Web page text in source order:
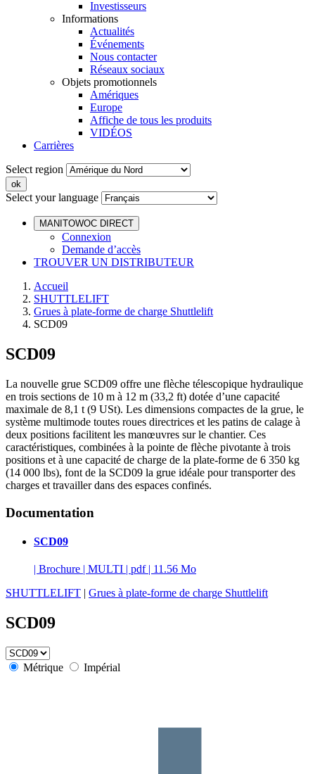
Investisseurs
Informations
Actualités
Événements
Nous contacter
Réseaux sociaux
Objets promotionnels
Amériques
Europe
Affiche de tous les produits
VIDÉOS
Carrières
Select region
Select your language
MANITOWOC DIRECT
Connexion
Demande d’accès
TROUVER UN DISTRIBUTEUR
Accueil
SHUTTLELIFT
Grues à plate-forme de charge Shuttlelift
SCD09
SCD09
La nouvelle grue SCD09 offre une flèche télescopique hydraulique
en trois sections de 10 m à 12 m (33,2 ft) dotée d’une capacité
maximale de 8,1 t (9 USt). Les dimensions compactes de la grue, le
système multimode toutes roues directrices et les patins de calage à
deux positions facilitent les manœuvres sur le chantier. Ces
caractéristiques, combinées à la pointe de flèche pivotante à trois
positions et à une capacité de charge de la plate-forme de 6 350 kg
(14 000 lbs), font de la SCD09 la grue idéale pour transporter des
charges et travailler dans des espaces confinés.
Documentation
SCD09
| Brochure | MULTI | pdf | 11.56 Mo
SHUTTLELIFT | Grues à plate-forme de charge Shuttlelift
SCD09
Métrique Impérial